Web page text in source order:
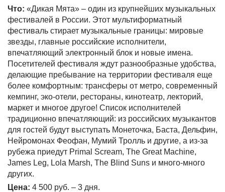
Что: «Дикая Мята» – один из крупнейших музыкальных
фестивалей в России. Этот мультиформатный
фестиваль стирает музыкальные границы: мировые
звезды, главные российские исполнители,
впечатляющий электронный блок и новые имена.
Посетителей фестиваля ждут разнообразные удобства,
делающие пребывание на территории фестиваля еще
более комфортным: трансферы от метро, современный
кемпинг, эко-отели, рестораны, кинотеатр, лекторий,
маркет и многое другое! Список исполнителей
традиционно впечатляющий: из российских музыкантов
для гостей будут выступать Монеточка, Баста, Дельфин,
Нейромонах Феофан, Мумий Тролль и другие, а из-за
рубежа приедут Primal Scream, The Great Machine,
James Leg, Lola Marsh, The Blind Suns и много-много
других.
Цена: 4 500 руб. – 3 дня.